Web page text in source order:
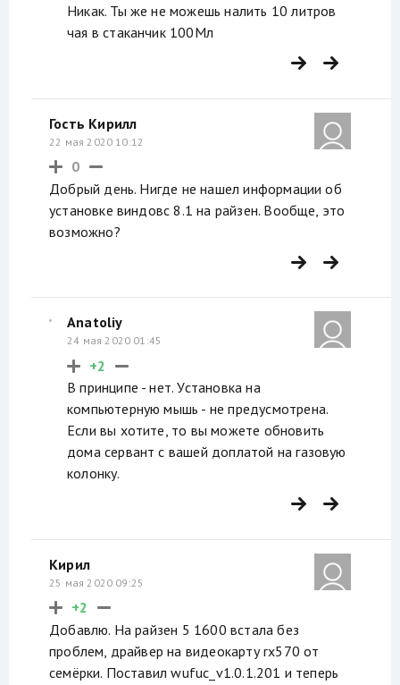
Никак. Ты же не можешь налить 10 литров
чая в стаканчик 100Мл
Гость Кирилл
22 мая 2020 10:12
0
Добрый день. Нигде не нашел информации об
установке виндовс 8.1 на райзен. Вообще, это
возможно?
Anatoliy
24 мая 2020 01:45
+2
В принципе - нет. Установка на
компьютерную мышь - не предусмотрена.
Если вы хотите, то вы можете обновить
дома сервант с вашей доплатой на газовую
колонку.
Кирил
25 мая 2020 09:25
+2
Добавлю. На райзен 5 1600 встала без
проблем, драйвер на видеокарту rx570 от
семёрки. Поставил wufuc_v1.0.1.201 и теперь